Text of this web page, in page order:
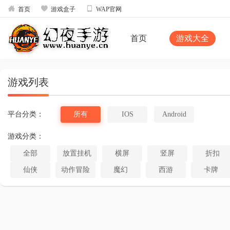
 首页  游戏盒子  WAP官网
首页 游戏大全
游戏列表
平台分类： 所有 IOS Android
游戏分类：
全部 放置挂机 横屏 竖屏 折扣
仙侠 动作冒险 魔幻 西游 卡牌